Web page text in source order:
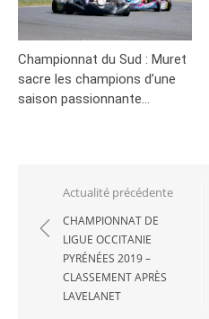
Championnat du Sud : Muret
sacre les champions d’une
saison passionnante…
Navigation
de
l’article
Actualité précédente
CHAMPIONNAT DE
LIGUE OCCITANIE
PYRÉNÉES 2019 –
CLASSEMENT APRÈS
LAVELANET